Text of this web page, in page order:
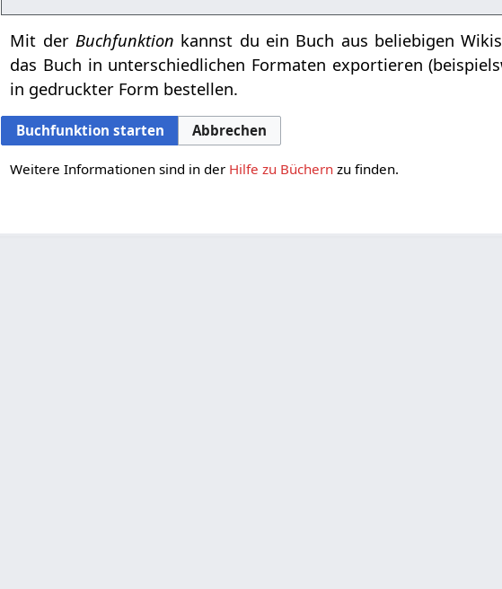
Mit derBuchfunktion kannst du ein Buch aus beliebigen
das Buch in unterschiedlichen Formaten exportieren
in gedruckter Form bestellen.
Buchfunktion starten Abbrechen
Weitere Informationen sind in der Hilfe zu Büchern zu finden.